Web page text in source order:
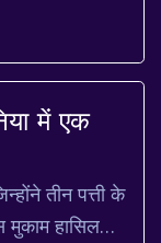
में एक
तीन पत्ती के
हासिल